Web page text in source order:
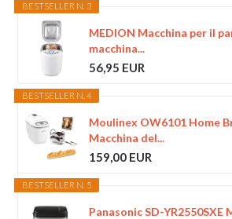
BESTSELLER N. 3
MEDION Macchina per il
macchina...
56,95 EUR
BESTSELLER N. 4
Moulinex OW6101 Home
Macchina del...
159,00 EUR
BESTSELLER N. 5
Panasonic SD-YR2550SXE